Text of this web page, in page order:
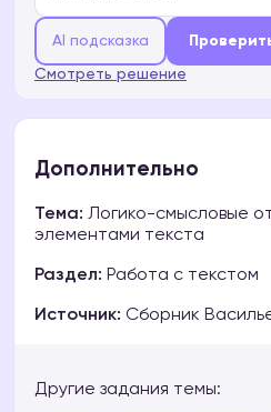
AI подсказка
Смотреть решение
Дополнительно
Тема: Логико-смысловые
элементами текста
Раздел: Работа с текстом
Источник: Сборник
Другие задания темы: